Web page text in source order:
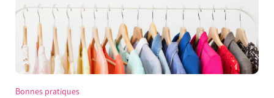
Bonnes pratiques